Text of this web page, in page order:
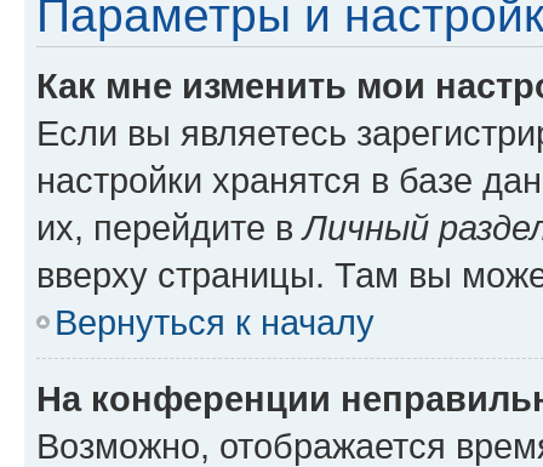
Параметры и
Как мне изменить мои
Если вы являетесь
настройки хранятся в базе
их, перейдите вЛичный
вверху страницы. Там вы
Вернуться к началу
На конференции
Возможно, отображается